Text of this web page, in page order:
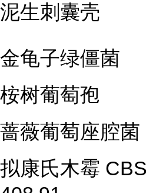
泥生刺囊壳
金龟子绿僵菌
桉树葡萄孢
蔷薇葡萄座腔菌
拟康氏木霉 CBS